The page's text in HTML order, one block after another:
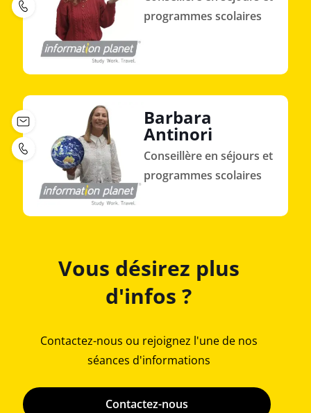
Vous désirez plus
d'infos ?
Contactez-nous ou rejoignez l'une de nos
séances d'informations
Contactez-nous
programmes scolaires
Barbara
Antinori
Conseillère en séjours et
programmes scolaires